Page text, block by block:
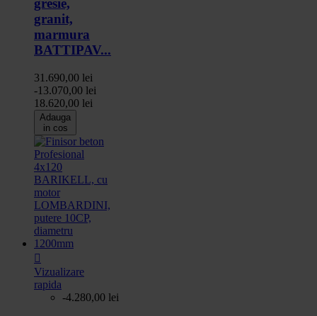
gresie,
granit,
marmura
BATTIPAV...
31.690,00 lei
-13.070,00 lei
18.620,00 lei
Adauga
in cos

Vizualizare
rapida
-4.280,00 lei